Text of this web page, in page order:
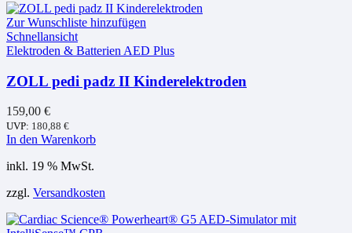
Zur Wunschliste hinzufügen
Schnellansicht
Elektroden & Batterien AED Plus
ZOLL pedi padz II Kinderelektroden
159,00 €
UVP: 180,88 €
In den Warenkorb
inkl. 19 % MwSt.
zzgl. Versandkosten